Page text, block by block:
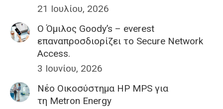
21 Ιουλίου, 2026
Ο Όμιλος Goody’s – everest
επαναπροσδιορίζει το Secure Network
Access.
3 Ιουνίου, 2026
Nέο Οικοσύστημα HP MPS για
τη Metron Energy